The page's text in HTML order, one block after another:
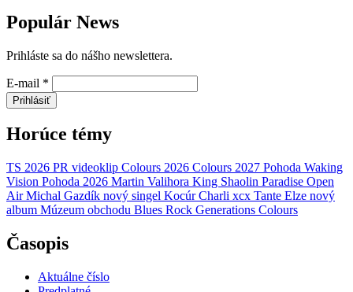
Populár News
Prihláste sa do nášho newslettera.
E-mail *
Prihlásiť
Horúce témy
TS 2026 PR videoklip Colours 2026 Colours 2027 Pohoda Waking
Vision Pohoda 2026 Martin Valihora King Shaolin Paradise Open
Air Michal Gazdík nový singel Kocúr Charli xcx Tante Elze nový
album Múzeum obchodu Blues Rock Generations Colours
Časopis
Aktuálne číslo